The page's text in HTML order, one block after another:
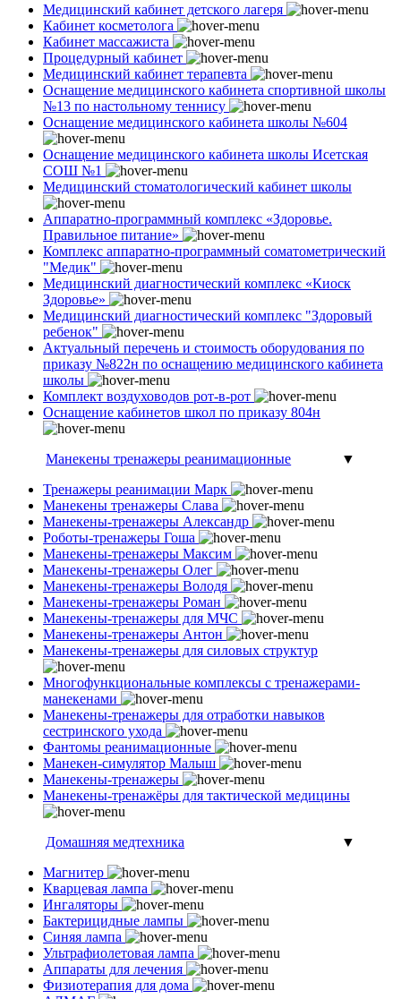
Медицинский кабинет детского лагеря
Кабинет косметолога
Кабинет массажиста
Процедурный кабинет
Медицинский кабинет терапевта
Оснащение медицинского кабинета спортивной школы
№13 по настольному теннису
Оснащение медицинского кабинета школы №604
Оснащение медицинского кабинета школы Исетская
СОШ №1
Медицинский стоматологический кабинет школы
Аппаратно-программный комплекс «Здоровье.
Правильное питание»
Комплекс аппаратно-программный соматометрический
"Медик"
Медицинский диагностический комплекс «Киоск
Здоровье»
Медицинский диагностический комплекс "Здоровый
ребенок"
Актуальный перечень и стоимость оборудования по
приказу №822н по оснащению медицинского кабинета
школы
Комплект воздуховодов рот-в-рот
Оснащение кабинетов школ по приказу 804н
Манекены тренажеры реанимационные
▼
Тренажеры реанимации Марк
Манекены тренажеры Слава
Манекены-тренажеры Александр
Роботы-тренажеры Гоша
Манекены-тренажеры Максим
Манекены-тренажеры Олег
Манекены-тренажеры Володя
Манекены-тренажеры Роман
Манекены-тренажеры для МЧС
Манекены-тренажеры Антон
Манекены-тренажеры для силовых структур
Многофункциональные комплексы с тренажерами-
манекенами
Манекены-тренажеры для отработки навыков
сестринского ухода
Фантомы реанимационные
Манекен-симулятор Малыш
Манекены-тренажеры
Манекены-тренажёры для тактической медицины
Домашняя медтехника
▼
Магнитер
Кварцевая лампа
Ингаляторы
Бактерицидные лампы
Синяя лампа
Ультрафиолетовая лампа
Аппараты для лечения
Физиотерапия для дома